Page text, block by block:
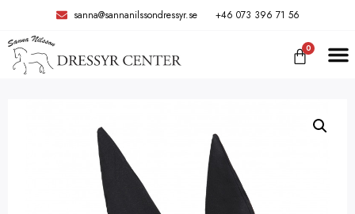
sanna@sannanilssondressyr.se +46 073 396 71 56
0